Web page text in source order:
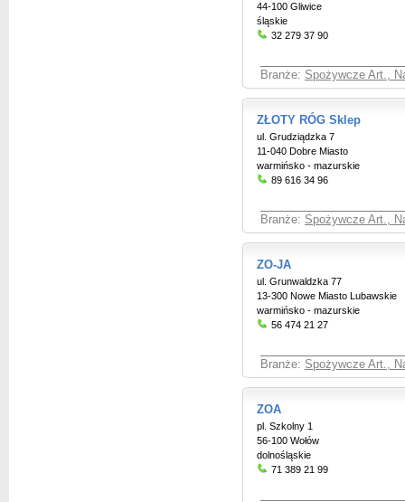
44-100 Gliwice
śląskie
32 279 37 90
Branże: Spożywcze Art.,
ZŁOTY RÓG Sklep
ul. Grudziądzka 7
11-040 Dobre Miasto
warmińsko - mazurskie
89 616 34 96
Branże: Spożywcze Art.,
ZO-JA
ul. Grunwaldzka 77
13-300 Nowe Miasto Lubawskie
warmińsko - mazurskie
56 474 21 27
Branże: Spożywcze Art.,
ZOA
pl. Szkolny 1
56-100 Wołów
dolnośląskie
71 389 21 99